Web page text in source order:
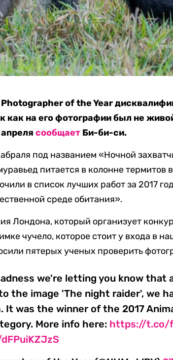
of the Year
как на его фотографии был не
апрелясообщает Би-би-си.
под названием «Ночной
питается в колонне термитов
в список лучших работ за 2017
среде обитания».
Лондона, который организует
чучело, которое стоит у входа в
пятерых ученых проверить
we're letting you know that
the image 'The night raider', we
It was the winner of the 2017
More info here: https://t.co/